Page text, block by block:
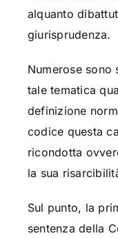
alquanto
giurisprudenza.
Numerose sono
tale tematica
definizione
codice questa
ricondotta
la sua
Sul punto, la
sentenza della